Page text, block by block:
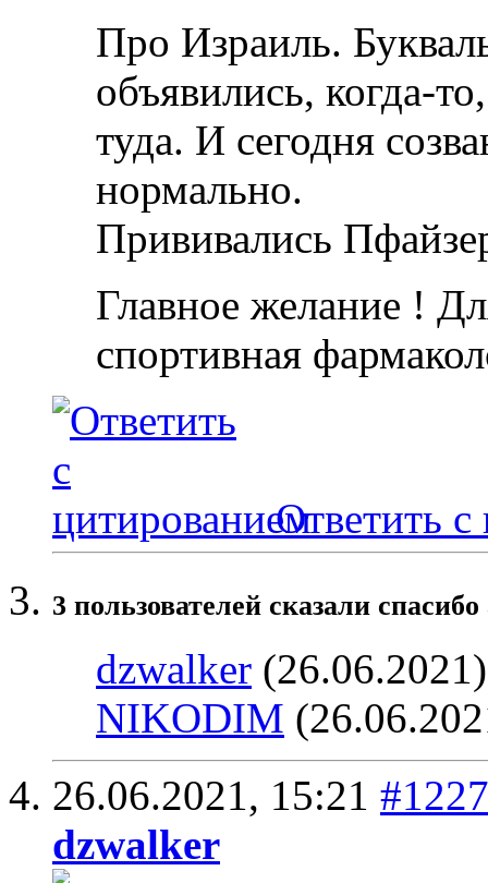
Про Израиль.
объявились, когда-
туда. И сегодня
нормально.
Прививались
Главное желание !
спортивная
Ответить с
3 пользователей сказали
dzwalker
NIKODIM
26.06.2021, 15:21
dzwalker